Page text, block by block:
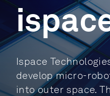
Ispace
develop micro-
into outer space.